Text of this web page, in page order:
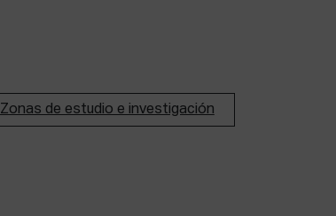
Zonas de estudio e investigación